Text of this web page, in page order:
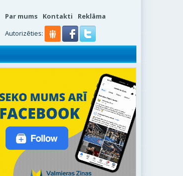
Par mums Kontakti
Reklāma
Autorizēties: